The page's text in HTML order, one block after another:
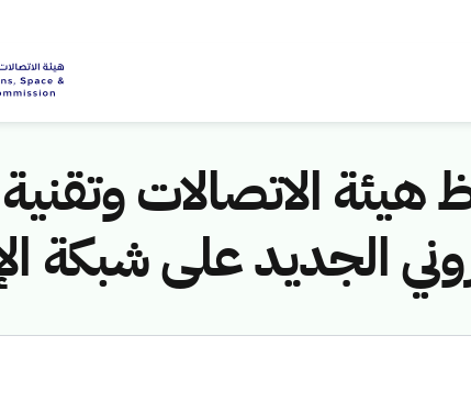
هيئة الاتصالات
الجديد على شبكة